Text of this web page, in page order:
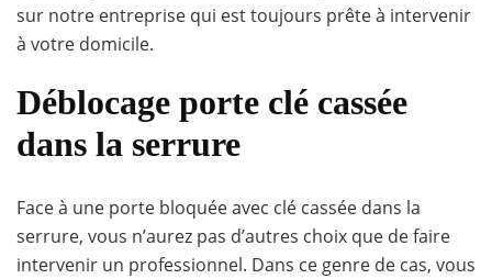
sur notre entreprise qui est toujours prête à intervenir
à votre domicile.
Déblocage porte clé cassée
dans la serrure
Face à une porte bloquée avec clé cassée dans la
serrure, vous n’aurez pas d’autres choix que de faire
intervenir un professionnel. Dans ce genre de cas, vous